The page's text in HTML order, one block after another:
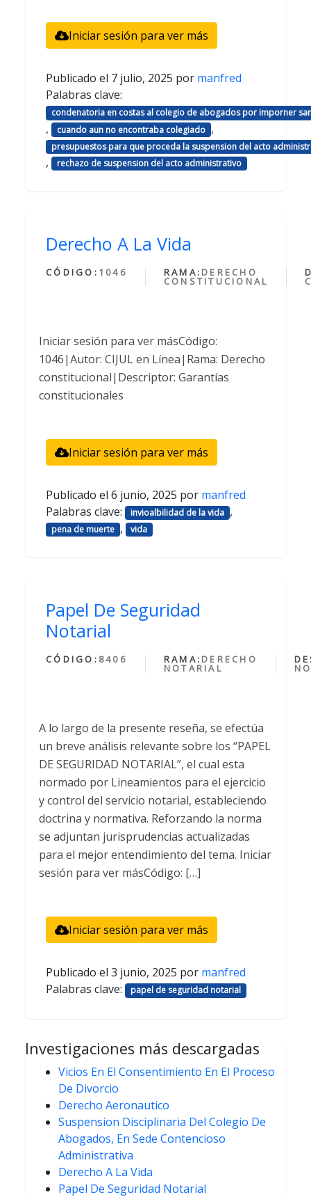
Iniciar sesión para ver más
Publicado el 7 julio, 2025 por manfred
Palabras clave:
condenatoria en costas al colegio de abogados por imporner
, cuando aun no encontraba colegiado ,
presupuestos para que proceda la suspension del acto
, rechazo de suspension del acto administrativo
Derecho A La Vida
CÓDIGO: 1046 RAMA: DERECHO
CONSTITUCIONAL
Iniciar sesión para ver másCódigo:
1046|Autor: CIJUL en Línea|Rama: Derecho
constitucional|Descriptor: Garantías
constitucionales
Iniciar sesión para ver más
Publicado el 6 junio, 2025 por manfred
Palabras clave:
invioalbilidad de la vida ,
pena de muerte , vida
Papel De Seguridad
Notarial
CÓDIGO: 8406 RAMA: DERECHO
NOTARIAL
A lo largo de la presente reseña, se efectúa
un breve análisis relevante sobre los “PAPEL
DE SEGURIDAD NOTARIAL”, el cual esta
normado por Lineamientos para el ejercicio
y control del servicio notarial, estableciendo
doctrina y normativa. Reforzando la norma
se adjuntan jurisprudencias actualizadas
para el mejor entendimiento del tema. Iniciar
sesión para ver másCódigo: […]
Iniciar sesión para ver más
Publicado el 3 junio, 2025 por manfred
Palabras clave:
papel de seguridad notarial
Investigaciones más descargadas
Vicios En El Consentimiento En El Proceso
De Divorcio
Derecho Aeronautico
Suspension Disciplinaria Del Colegio De
Abogados, En Sede Contencioso
Administrativa
Derecho A La Vida
Papel De Seguridad Notarial